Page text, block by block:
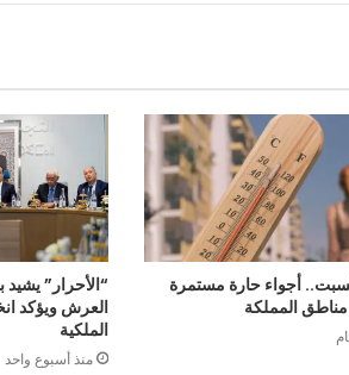
أجواء حارة مستمرة
المملكة
“الأحرار”
العرش ويؤكد
الملكية
منذ أسبوع واحد